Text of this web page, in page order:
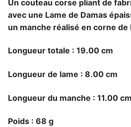
Un couteau corse pliant de
avec une Lame de Damas
un manche réalisé en corne de
Longueur totale : 19.00 cm
Longueur de lame : 8.00 cm
Longueur du manche : 11.00 cm
Poids : 68 g